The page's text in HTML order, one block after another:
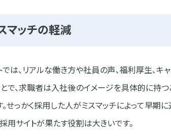
マッチの軽減
は、リアルな働き方や社員の声、福利厚生、キ
とで、求職者は入社後のイメージを具体的に持
。せっかく採用した人がミスマッチによって早期
用サイトが果たす役割は大きいです。